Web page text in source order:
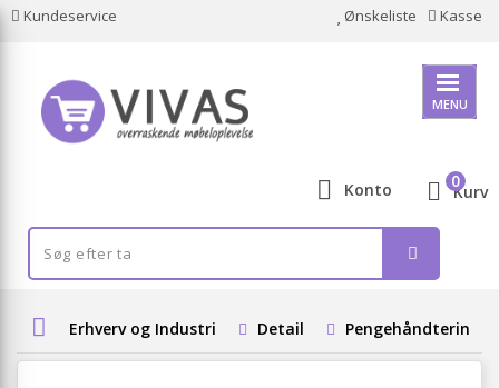
Kundeservice Ønskeliste Kasse
MENU
Konto Kurv
0
Erhverv og Industri Detail